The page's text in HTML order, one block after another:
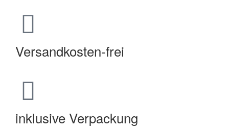
Versandkosten-frei
inklusive Verpackung